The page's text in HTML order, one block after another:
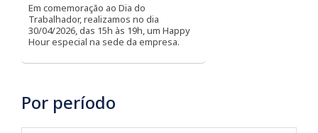
Em comemoração ao Dia do
Trabalhador, realizamos no dia
30/04/2026, das 15h às 19h, um Happy
Hour especial na sede da empresa.
Por período